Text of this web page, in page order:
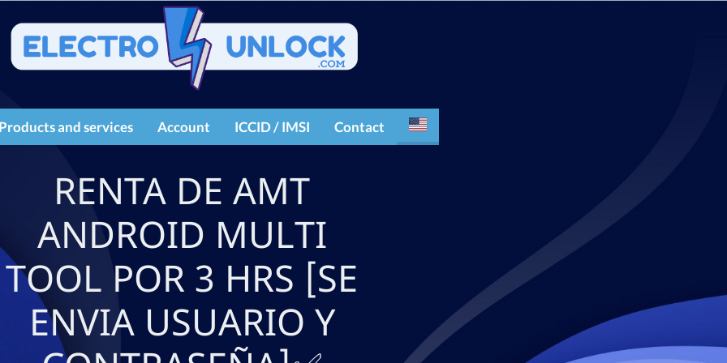
and services Account
Login
ICCID / IMSI Contact
RENTA DE AMT
ANDROID MULTI
TOOL POR 3 HRS [SE
ENVIA USUARIO Y